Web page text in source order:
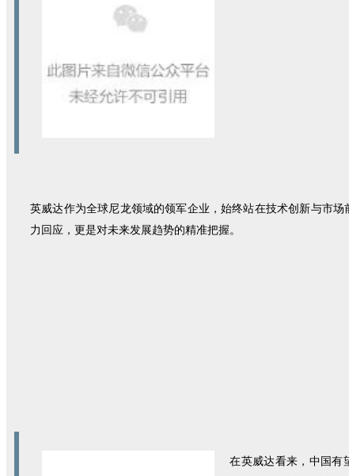
英威达作为全球尼龙领域的领军企业，始终站在技术创新与市
力回应，更是对未来发展趋势的精准把握。
在英威达看来，中国有